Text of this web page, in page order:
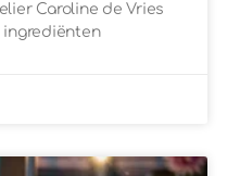
Caroline de Vries
ingrediënten